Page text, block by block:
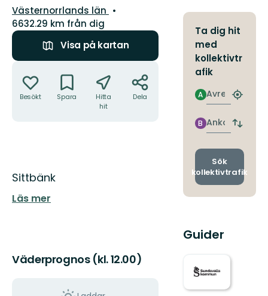
Län:
Västernorrlands län
6632.29 km från dig
Visa på kartan
Besökt Spara
Hitta
hit
Dela
Beskrivning
Sittbänk
Läs mer
Väderprognos (kl. 12.00)
Ta dig hit
med
kollektivtr
afik
Avresa
A
Hitta
Ankomst
B
Byt
och
Sök
kollektivtrafik
Guider